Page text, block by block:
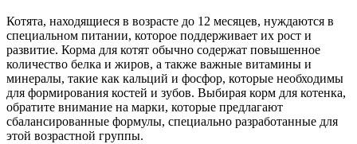
Котята, находящиеся в возрасте до 12 месяцев, нуждаются в
специальном питании, которое поддерживает их рост и
развитие. Корма для котят обычно содержат повышенное
количество белка и жиров, а также важные витамины и
минералы, такие как кальций и фосфор, которые необходимы
для формирования костей и зубов. Выбирая корм для котенка,
обратите внимание на марки, которые предлагают
сбалансированные формулы, специально разработанные для
этой возрастной группы.